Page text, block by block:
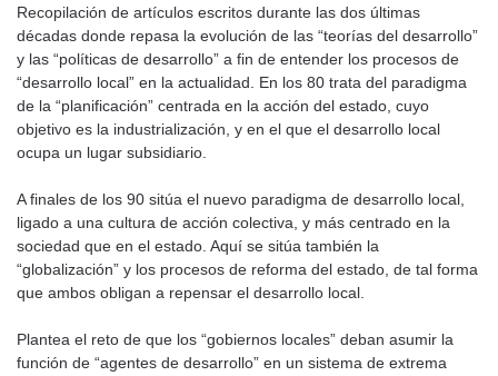
Recopilación de artículos escritos durante las dos últimas
décadas donde repasa la evolución de las “teorías del desarrollo”
y las “políticas de desarrollo” a fin de entender los procesos de
“desarrollo local” en la actualidad. En los 80 trata del paradigma
de la “planificación” centrada en la acción del estado, cuyo
objetivo es la industrialización, y en el que el desarrollo local
ocupa un lugar subsidiario.
A finales de los 90 sitúa el nuevo paradigma de desarrollo local,
ligado a una cultura de acción colectiva, y más centrado en la
sociedad que en el estado. Aquí se sitúa también la
“globalización” y los procesos de reforma del estado, de tal forma
que ambos obligan a repensar el desarrollo local.
Plantea el reto de que los “gobiernos locales” deban asumir la
función de “agentes de desarrollo” en un sistema de extrema